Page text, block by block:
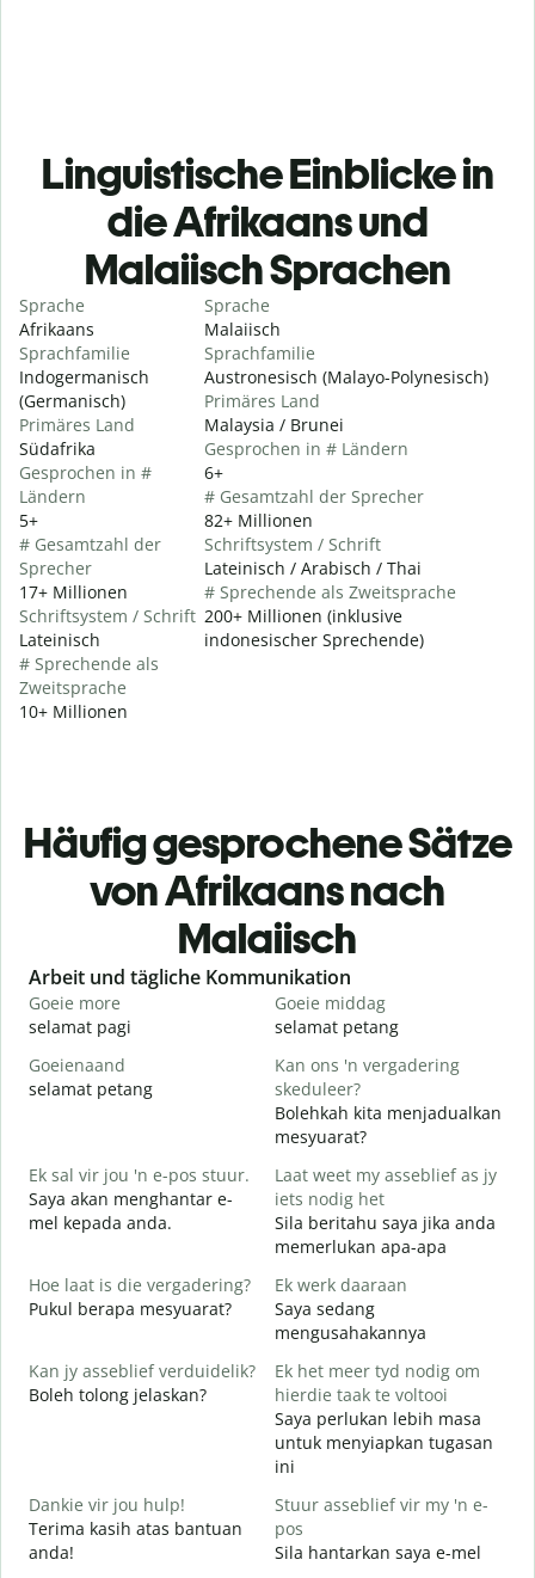
Linguistische Einblicke in
die Afrikaans und
Malaiisch Sprachen
Sprache
Afrikaans
Sprachfamilie
Indogermanisch
(Germanisch)
Primäres Land
Südafrika
Gesprochen in #
Ländern
5+
# Gesamtzahl der
Sprecher
17+ Millionen
Schriftsystem / Schrift
Lateinisch
# Sprechende als
Zweitsprache
10+ Millionen
Sprache
Malaiisch
Sprachfamilie
Austronesisch (Malayo-Polynesisch)
Primäres Land
Malaysia / Brunei
Gesprochen in # Ländern
6+
# Gesamtzahl der Sprecher
82+ Millionen
Schriftsystem / Schrift
Lateinisch / Arabisch / Thai
# Sprechende als Zweitsprache
200+ Millionen (inklusive
indonesischer Sprechende)
Häufig gesprochene Sätze
von Afrikaans nach
Malaiisch
Slide 1 of 6
Arbeit und tägliche Kommunikation
Goeie more
selamat pagi
Goeie middag
selamat petang
Goeienaand
selamat petang
Kan ons 'n vergadering
skeduleer?
Bolehkah kita menjadualkan
mesyuarat?
Ek sal vir jou 'n e-pos stuur.
Saya akan menghantar e-
mel kepada anda.
Laat weet my asseblief as jy
iets nodig het
Sila beritahu saya jika anda
memerlukan apa-apa
Hoe laat is die vergadering?
Pukul berapa mesyuarat?
Ek werk daaraan
Saya sedang
mengusahakannya
Kan jy asseblief verduidelik?
Boleh tolong jelaskan?
Ek het meer tyd nodig om
hierdie taak te voltooi
Saya perlukan lebih masa
untuk menyiapkan tugasan
ini
Dankie vir jou hulp!
Terima kasih atas bantuan
anda!
Stuur asseblief vir my 'n e-
pos
Sila hantarkan saya e-mel